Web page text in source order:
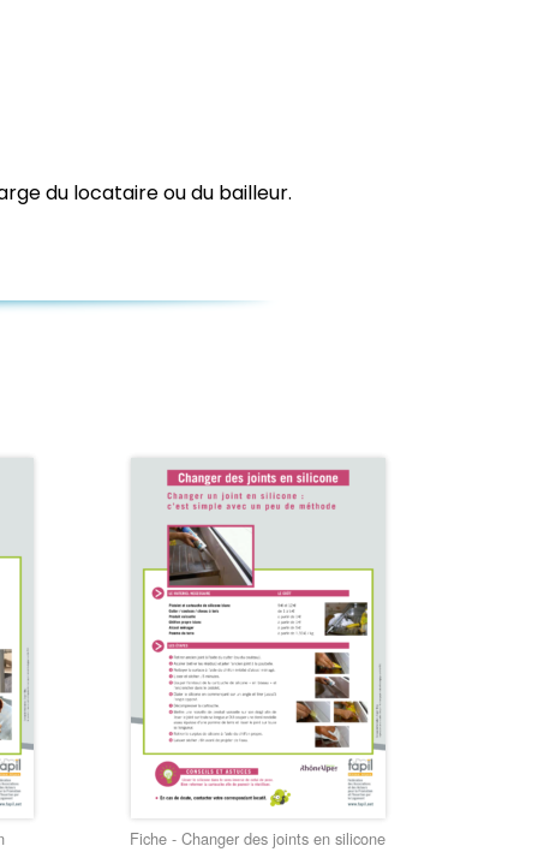
du locataire ou du bailleur.
Fiche - Changer des joints en silicone